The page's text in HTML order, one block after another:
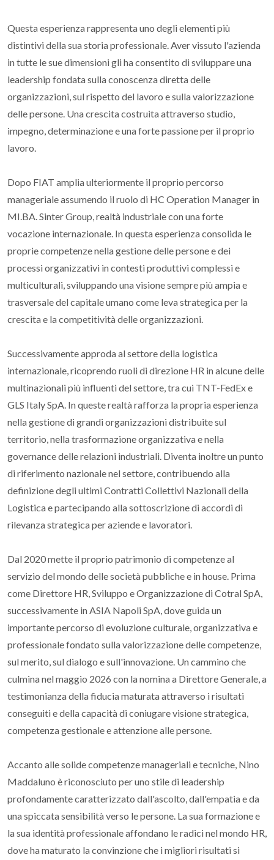
Questa esperienza rappresenta uno degli elementi più
distintivi della sua storia professionale. Aver vissuto l'azienda
in tutte le sue dimensioni gli ha consentito di sviluppare una
leadership fondata sulla conoscenza diretta delle
organizzazioni, sul rispetto del lavoro e sulla valorizzazione
delle persone. Una crescita costruita attraverso studio,
impegno, determinazione e una forte passione per il proprio
lavoro.
Dopo FIAT amplia ulteriormente il proprio percorso
manageriale assumendo il ruolo di HC Operation Manager in
MI.BA. Sinter Group, realtà industriale con una forte
vocazione internazionale. In questa esperienza consolida le
proprie competenze nella gestione delle persone e dei
processi organizzativi in contesti produttivi complessi e
multiculturali, sviluppando una visione sempre più ampia e
trasversale del capitale umano come leva strategica per la
crescita e la competitività delle organizzazioni.
Successivamente approda al settore della logistica
internazionale, ricoprendo ruoli di direzione HR in alcune delle
multinazionali più influenti del settore, tra cui TNT-FedEx e
GLS Italy SpA. In queste realtà rafforza la propria esperienza
nella gestione di grandi organizzazioni distribuite sul
territorio, nella trasformazione organizzativa e nella
governance delle relazioni industriali. Diventa inoltre un punto
di riferimento nazionale nel settore, contribuendo alla
definizione degli ultimi Contratti Collettivi Nazionali della
Logistica e partecipando alla sottoscrizione di accordi di
rilevanza strategica per aziende e lavoratori.
Dal 2020 mette il proprio patrimonio di competenze al
servizio del mondo delle società pubbliche e in house. Prima
come Direttore HR, Sviluppo e Organizzazione di Cotral SpA,
successivamente in ASIA Napoli SpA, dove guida un
importante percorso di evoluzione culturale, organizzativa e
professionale fondato sulla valorizzazione delle competenze,
sul merito, sul dialogo e sull'innovazione. Un cammino che
culmina nel maggio 2026 con la nomina a Direttore Generale, a
testimonianza della fiducia maturata attraverso i risultati
conseguiti e della capacità di coniugare visione strategica,
competenza gestionale e attenzione alle persone.
Accanto alle solide competenze manageriali e tecniche, Nino
Maddaluno è riconosciuto per uno stile di leadership
profondamente caratterizzato dall'ascolto, dall'empatia e da
una spiccata sensibilità verso le persone. La sua formazione e
la sua identità professionale affondano le radici nel mondo HR,
dove ha maturato la convinzione che i migliori risultati si